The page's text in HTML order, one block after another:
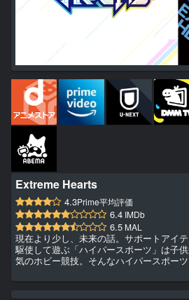
Extreme Hearts
4.3Prime平均評価
6.4 IMDb
6.5 MAL
現在より少し、未来の話。サポートアイ
駆使して遊ぶ「ハイパースポーツ」は子
気のホビー競技。そんなハイパースポー
動き出す。「これは私たちが、最高の仲